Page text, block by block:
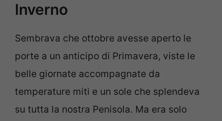
Inverno
Sembrava che ottobre avesse aperto le
porte a un anticipo di Primavera, viste le
belle giornate accompagnate da
temperature miti e un sole che splendeva
su tutta la nostra Penisola. Ma era solo